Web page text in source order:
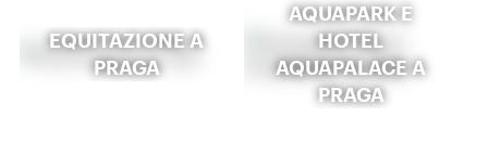
EQUITAZIONE A
PRAGA
AQUAPARK E
HOTEL
AQUAPALACE A
PRAGA